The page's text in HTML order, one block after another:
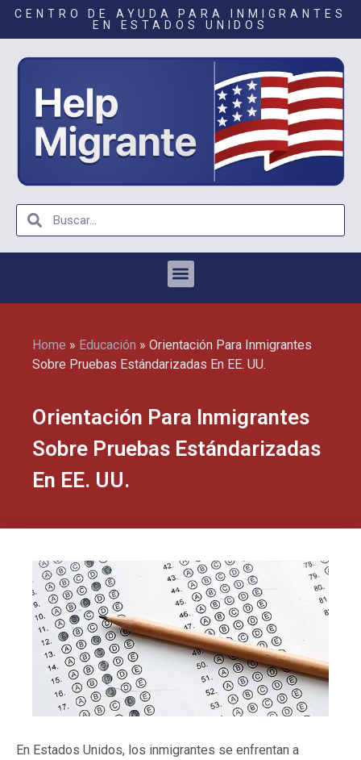
CENTRO DE AYUDA PARA INMIGRANTES
EN ESTADOS UNIDOS
Home » Educación » Orientación Para Inmigrantes
Sobre Pruebas Estándarizadas En EE. UU.
Orientación Para Inmigrantes
Sobre Pruebas Estándarizadas
En EE. UU.
En Estados Unidos, los inmigrantes se enfrentan a